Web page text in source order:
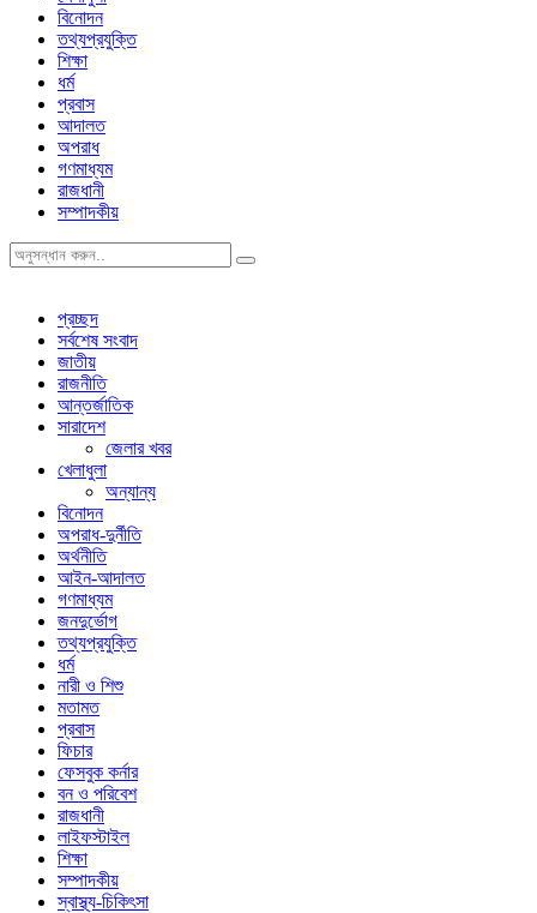
বিনোদন
তথ্যপ্রযুক্তি
শিক্ষা
ধর্ম
প্রবাস
আদালত
অপরাধ
গণমাধ্যম
রাজধানী
সম্পাদকীয়
প্রচ্ছদ
সর্বশেষ সংবাদ
জাতীয়
রাজনীতি
আন্তর্জাতিক
সারাদেশ
জেলার খবর
খেলাধুলা
অন্যান্য
বিনোদন
অপরাধ-দুর্নীতি
অর্থনীতি
আইন-আদালত
গণমাধ্যম
জনদুর্ভোগ
তথ্যপ্রযুক্তি
ধর্ম
নারী ও শিশু
মতামত
প্রবাস
ফিচার
ফেসবুক কর্নার
বন ও পরিবেশ
রাজধানী
লাইফস্টাইল
শিক্ষা
সম্পাদকীয়
স্বাস্থ্য-চিকিৎসা